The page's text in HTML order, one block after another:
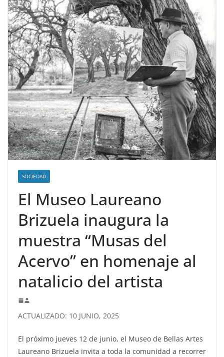
SOCIEDAD
El Museo Laureano
Brizuela inaugura la
muestra “Musas del
Acervo” en homenaje al
natalicio del artista
ACTUALIZADO: 10 JUNIO, 2025
El próximo jueves 12 de junio, el Museo de Bellas Artes
Laureano Brizuela invita a toda la comunidad a recorrer